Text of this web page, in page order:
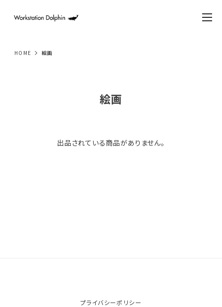
HOME 絵画
絵画
出品されている商品がありません。
プライバシーポリシー